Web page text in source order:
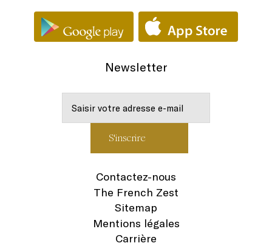
Newsletter
Contactez-nous
The French Zest
Sitemap
Mentions légales
Carrière